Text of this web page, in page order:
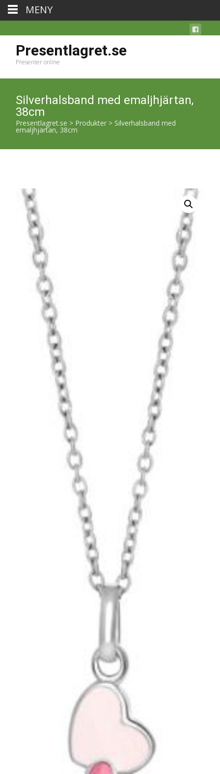
Presentlagret.se
Presenter online
Silverhalsband med emaljhjärtan,
38cm
Presentlagret.se > Produkter > Silverhalsband med
emaljhjärtan, 38cm
MENY